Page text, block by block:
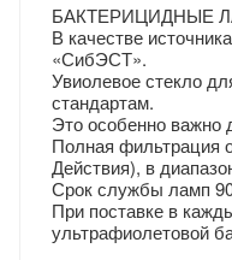
БАКТЕРИЦИДНЫЕ
В качестве
«СибЭСТ».
Увиолевое стекло
стандартам.
Это особенно важно
Полная фильтрация
Действия), в
Срок службы ламп
При поставке в
ультрафиолетовой